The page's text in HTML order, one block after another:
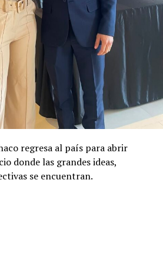
regresa al país para abrir
donde las grandes ideas,
se encuentran.